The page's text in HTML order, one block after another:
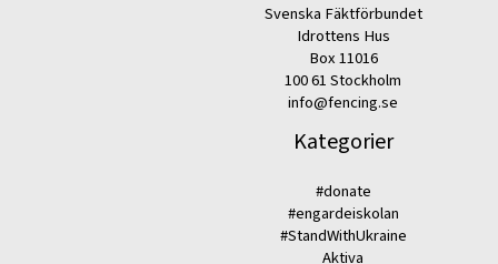
Svenska Fäktförbundet
Idrottens Hus
Box 11016
100 61 Stockholm
info@fencing.se
Kategorier
#donate
#engardeiskolan
#StandWithUkraine
Aktiva